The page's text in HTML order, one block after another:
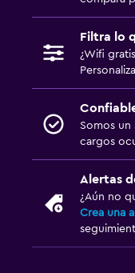
Filtra lo
¿Wifi
Somos
cargos
Alertas
¿Aún no
Crea una